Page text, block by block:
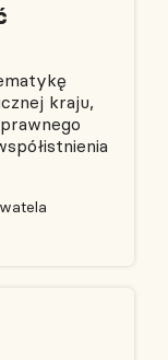
kraju,